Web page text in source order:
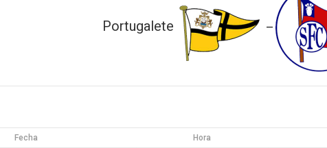
Portugalete —
Fecha Hora